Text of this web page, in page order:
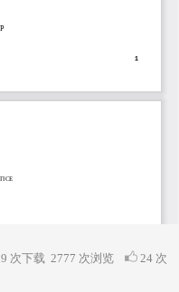
9 次下载 2777 次浏览 24 次